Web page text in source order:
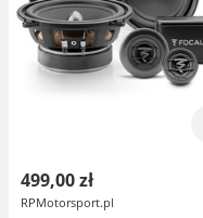
499,00 zł
RPMotorsport.pl